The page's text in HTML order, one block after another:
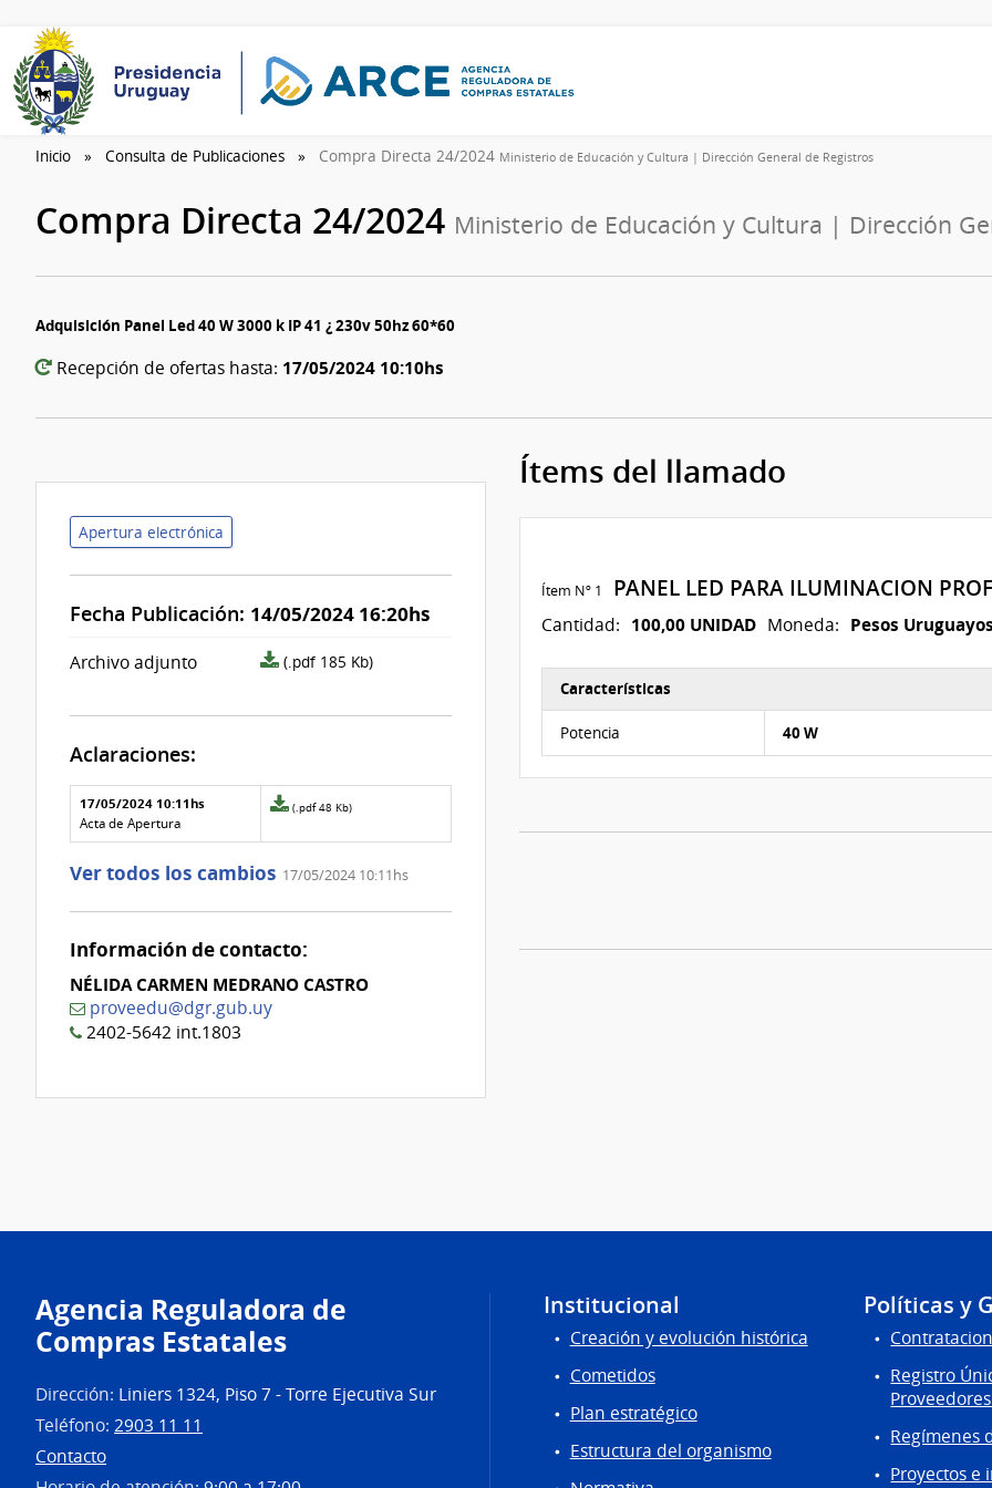
Inicio Consulta de Publicaciones Compra Directa 24/2024 Ministerio de Educación y Cultura | Dirección General de Registros
Compra Directa 24/2024 Ministerio de Educación y Cultura | Dirección
Adquisición Panel Led 40 W 3000 k IP 41 ¿ 230v 50hz 60*60
Recepción de ofertas hasta: 17/05/2024 10:10hs
Apertura electrónica
Fecha Publicación: 14/05/2024 16:20hs
Archivo adjunto
archivo
(.pdf 185 Kb)
Aclaraciones:
Aclaraciones del llamado
Fecha y
texto de
la
Archivo
de la
17/05/2024 10:11hs
Acta de Apertura
Archivo
de
aclaración
0
(.pdf 48 Kb)
Ver todos los cambios 17/05/2024 10:11hs
Información de contacto:
NÉLIDA CARMEN MEDRANO CASTRO
proveedu@dgr.gub.uy
2402-5642 int.1803
Ítems del llamado
Ítem Nº 1 PANEL LED PARA ILUMINACION
Cantidad: 100,00 UNIDAD Moneda: Pesos Uruguayos
Características
Potencia 40 W
Agencia Reguladora de
Compras Estatales
Dirección: Liniers 1324, Piso 7 - Torre Ejecutiva Sur
Teléfono: 2903 11 11
Contacto
Institucional
Creación y evolución histórica
Cometidos
Plan estratégico
Estructura del organismo
Políticas y
Registro
Regímenes
Proyectos e